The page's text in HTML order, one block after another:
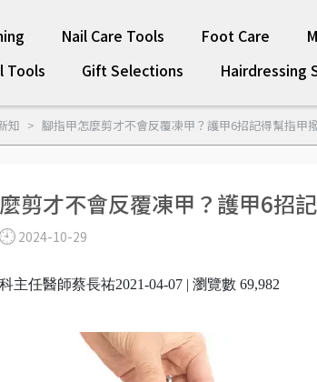
Nail Care Tools Foot Care
Tools
Gift Selections Hairdressing
知 腳指甲怎麼剪才不會反覆凍甲？護甲6招記得幫指甲
剪才不會反覆凍甲？護甲6招
2024-10-29
主任醫師蔡長祐2021-04-07 | 瀏覽數 69,982